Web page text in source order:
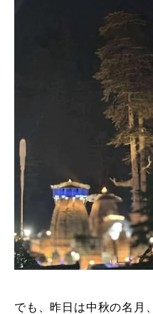
でも、昨日は中秋の名月、